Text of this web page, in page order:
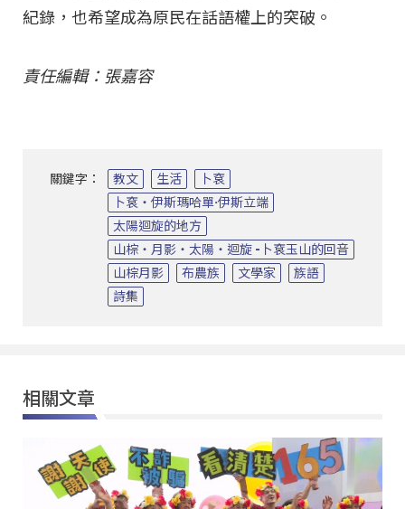
紀錄，也希望成為原民在話語權上的突破。
責任編輯：張嘉容
關鍵字： 教文 生活
卜袞
卜袞‧伊斯瑪哈單·伊斯立端
太陽迴旋的地方
山棕‧月影‧太陽‧迴旋 -卜袞玉山的回音
山棕月影
布農族 文學家
族語
詩集
相關文章